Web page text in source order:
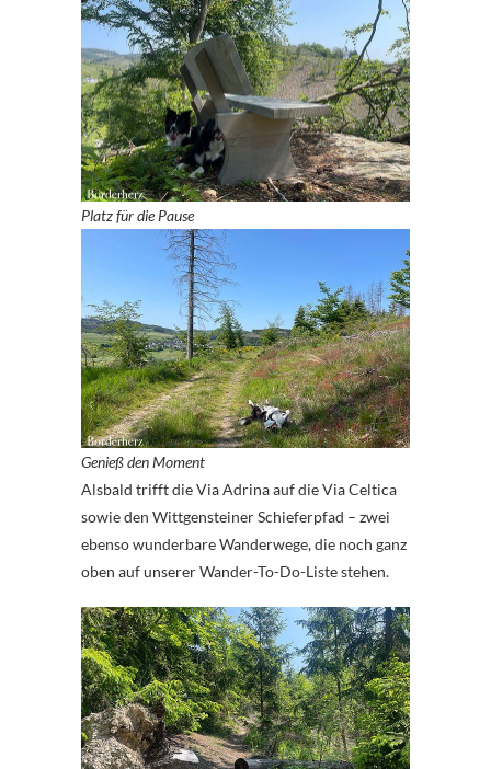
Platz für die Pause
Genieß den Moment
Alsbald trifft die Via Adrina auf die Via Celtica
sowie den Wittgensteiner Schieferpfad – zwei
ebenso wunderbare Wanderwege, die noch ganz
oben auf unserer Wander-To-Do-Liste stehen.